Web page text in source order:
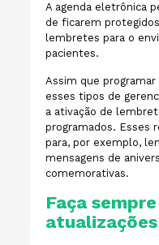
A agenda eletrônica
de ficarem
lembretes para o
pacientes.
Assim que
esses tipos de
a ativação de
programados. Esses
para, por exemplo,
mensagens de
comemorativas.
Faça